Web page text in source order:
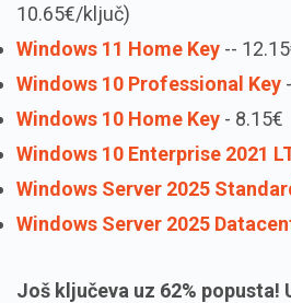
10.65€/ključ)
Windows 11 Home Key --
Windows 10 Professional Key
Windows 10 Home Key - 8.15€
Windows 10 Enterprise 2021
Windows Server 2025
Windows Server 2025
Još ključeva uz 62% popusta!